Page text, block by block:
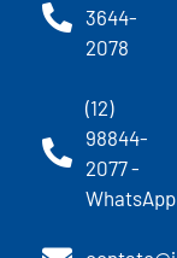
3644-
2078
(12)
98844-
2077 -
WhatsApp